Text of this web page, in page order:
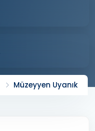
Müzeyyen Uyanık